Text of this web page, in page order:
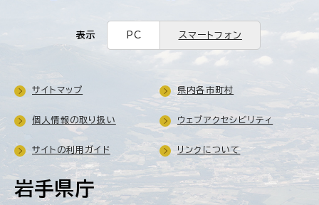
表示 PC スマートフォン
岩手県庁
サイトマップ 県内各市町村
個人情報の取り扱い ウェブアクセシビリティ
サイトの利用ガイド リンクについて